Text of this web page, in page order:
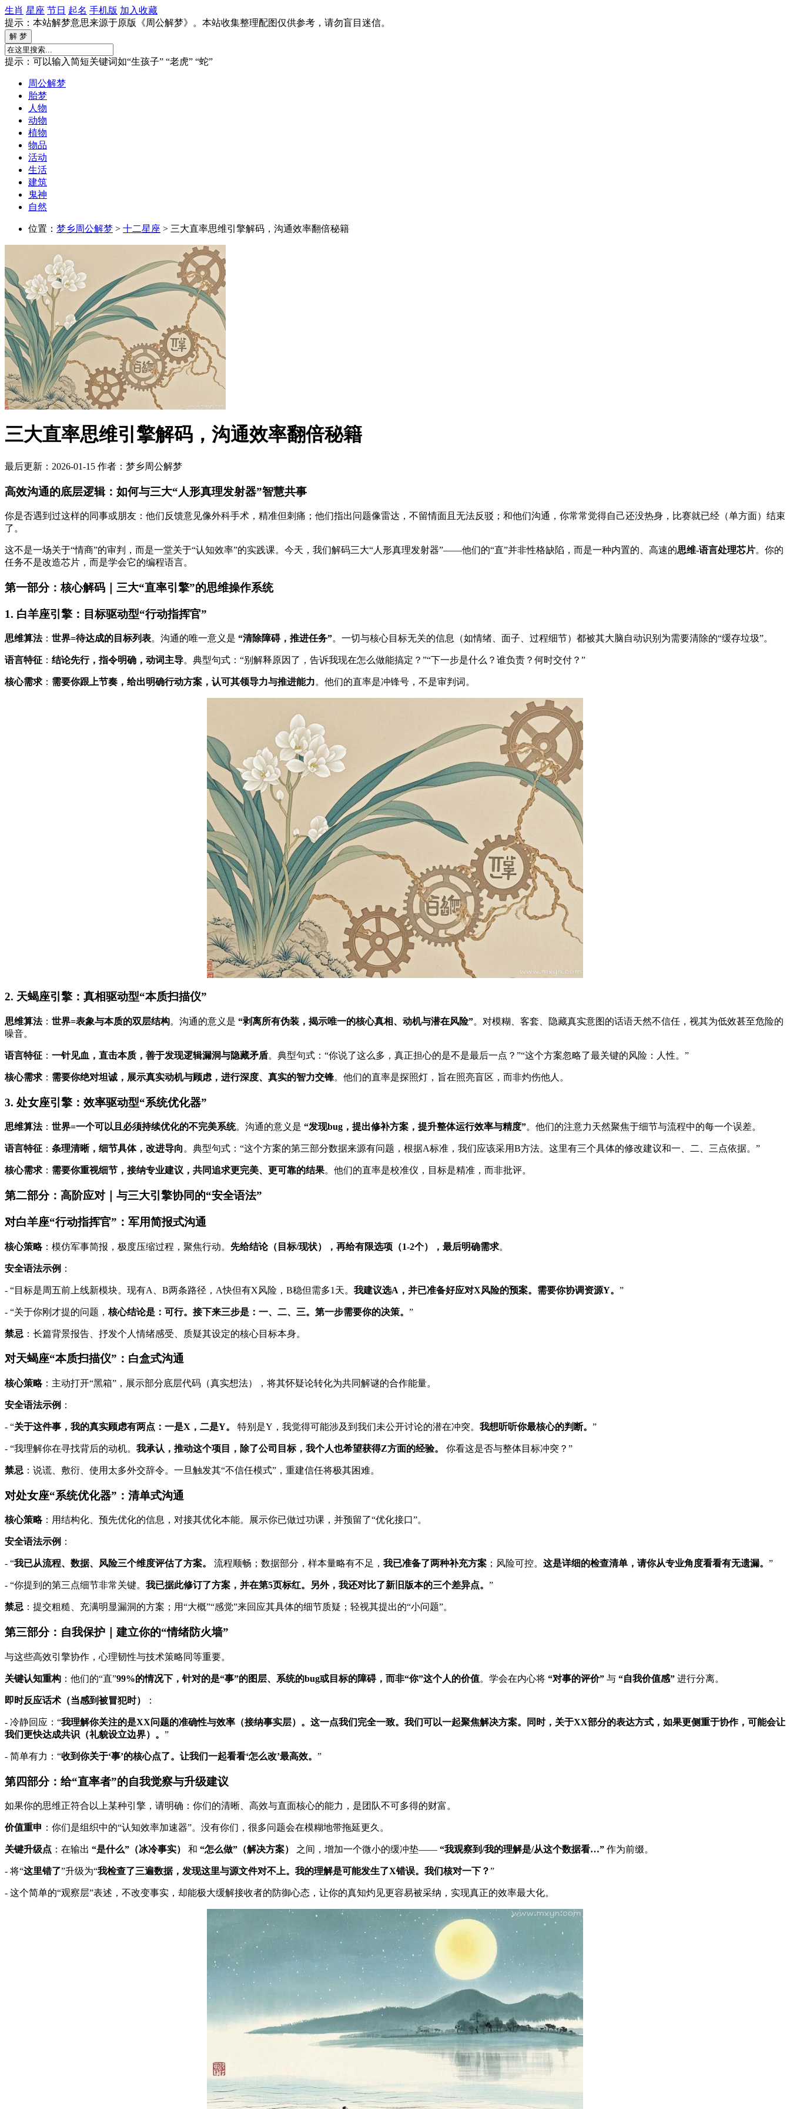
生肖 星座 节日 起名 手机版 加入收藏
提示：本站解梦意思来源于原版《周公解梦》。本站收集整理配图仅供参考，请勿盲目迷信。
提示：可以输入简短关键词如“生孩子” “老虎” “蛇”
周公解梦
胎梦
人物
动物
植物
物品
活动
生活
建筑
鬼神
自然
位置： 梦乡周公解梦 > 十二星座 > 三大直率思维引擎解码，沟通效率翻倍秘籍
三大直率思维引擎解码，沟通效率翻倍秘籍
最后更新：2026-01-15 作者：梦乡周公解梦
高效沟通的底层逻辑：如何与三大“人形真理发射器”智慧共事
你是否遇到过这样的同事或朋友：他们反馈意见像外科手术，精准但刺痛；他们指出问题像雷达，不留情面且无法反驳；和他们沟通，你常常觉得自己还没热身，比赛就已经（单方面）结束
了。
这不是一场关于“情商”的审判，而是一堂关于“认知效率”的实践课。今天，我们解码三大“人形真理发射器”——他们的“直”并非性格缺陷，而是一种内置的、高速的思维-语言处理芯片。你的
任务不是改造芯片，而是学会它的编程语言。
第一部分：核心解码｜三大“直率引擎”的思维操作系统
1. 白羊座引擎：目标驱动型“行动指挥官”
思维算法： 世界=待达成的目标列表。沟通的唯一意义是 “清除障碍，推进任务”。一切与核心目标无关的信息（如情绪、面子、过程细节）都被其大脑自动识别为需要清除的“缓存垃圾”。
语言特征 ： 结论先行，指令明确，动词主导。典型句式：“别解释原因了，告诉我现在怎么做能搞定？”“下一步是什么？谁负责？何时交付？”
核心需求： 需要你跟上节奏，给出明确行动方案，认可其领导力与推进能力。他们的直率是冲锋号，不是审判词。
2. 天蝎座引擎：真相驱动型“本质扫描仪”
思维算法： 世界=表象与本质的双层结构。沟通的意义是 “剥离所有伪装，揭示唯一的核心真相、动机与潜在风险”。对模糊、客套、隐藏真实意图的话语天然不信任，视其为低效甚至危险的
噪音。
语言特征 ： 一针见血，直击本质，善于发现逻辑漏洞与隐藏矛盾。典型句式：“你说了这么多，真正担心的是不是最后一点？”“这个方案忽略了最关键的风险：人性。”
核心需求 ： 需要你绝对坦诚，展示真实动机与顾虑，进行深度、真实的智力交锋。他们的直率是探照灯，旨在照亮盲区，而非灼伤他人。
3. 处女座引擎：效率驱动型“系统优化器”
思维算法： 世界=一个可以且必须持续优化的不完美系统。沟通的意义是 “发现bug，提出修补方案，提升整体运行效率与精度”。他们的注意力天然聚焦于细节与流程中的每一个误差。
语言特征 ： 条理清晰，细节具体，改进导向 。典型句式：“这个方案的第三部分数据来源有问题，根据A标准，我们应该采用B方法。这里有三个具体的修改建议和一、二、三点依据。”
核心需求 ： 需要你重视细节，接纳专业建议，共同追求更完美、更可靠的结果。他们的直率是校准仪，目标是精准，而非批评。
第二部分：高阶应对｜与三大引擎协同的“安全语法”
对白羊座“行动指挥官”：军用简报式沟通
核心策略：模仿军事简报，极度压缩过程，聚焦行动。 先给结论（目标/现状），再给有限选项（1-2个），最后明确需求。
安全语法示例 ：
- “目标是周五前上线新模块。现有A、B两条路径，A快但有X风险，B稳但需多1天。 我建议选A，并已准备好应对X风险的预案。需要你协调资源Y。 ”
- “关于你刚才提的问题， 核心结论是：可行。接下来三步是：一、二、三。第一步需要你的决策。 ”
禁忌 ：长篇背景报告、抒发个人情绪感受、质疑其设定的核心目标本身。
对天蝎座“本质扫描仪”：白盒式沟通
核心策略：主动打开“黑箱”，展示部分底层代码（真实想法），将其怀疑论转化为共同解谜的合作能量。
安全语法示例 ：
- “关于这件事，我的真实顾虑有两点：一是X，二是Y。 特别是Y，我觉得可能涉及到我们未公开讨论的潜在冲突。 我想听听你最核心的判断。 ”
- “我理解你在寻找背后的动机。 我承认，推动这个项目，除了公司目标，我个人也希望获得Z方面的经验。 你看这是否与整体目标冲突？”
禁忌 ：说谎、敷衍、使用太多外交辞令。一旦触发其“不信任模式”，重建信任将极其困难。
对处女座“系统优化器”：清单式沟通
核心策略：用结构化、预先优化的信息，对接其优化本能。展示你已做过功课，并预留了“优化接口”。
安全语法示例 ：
- “我已从流程、数据、风险三个维度评估了方案。 流程顺畅；数据部分，样本量略有不足， 我已准备了两种补充方案 ；风险可控。 这是详细的检查清单，请你从专业角度看看有无遗漏。 ”
- “你提到的第三点细节非常关键。 我已据此修订了方案，并在第5页标红。另外，我还对比了新旧版本的三个差异点。 ”
禁忌 ：提交粗糙、充满明显漏洞的方案；用“大概”“感觉”来回应其具体的细节质疑；轻视其提出的“小问题”。
第三部分：自我保护｜建立你的“情绪防火墙”
与这些高效引擎协作，心理韧性与技术策略同等重要。
关键认知重构 ：他们的“直”99%的情况下，针对的是“事”的图层、系统的bug或目标的障碍，而非“你”这个人的价值。学会在内心将 “对事的评价” 与 “自我价值感” 进行分离。
即时反应话术（当感到被冒犯时） ：
- 冷静回应：“我理解你关注的是XX问题的准确性与效率（接纳事实层）。这一点我们完全一致。我们可以一起聚焦解决方案。同时，关于XX部分的表达方式，如果更侧重于协作，可能会让
我们更快达成共识（礼貌设立边界）。 ”
- 简单有力：“收到你关于‘事’的核心点了。让我们一起看看‘怎么改’最高效。 ”
第四部分：给“直率者”的自我觉察与升级建议
如果你的思维正符合以上某种引擎，请明确：你们的清晰、高效与直面核心的能力，是团队不可多得的财富。
价值重申 ：你们是组织中的“认知效率加速器”。没有你们，很多问题会在模糊地带拖延更久。
关键升级点 ：在输出 “是什么”（冰冷事实） 和 “怎么做”（解决方案） 之间，增加一个微小的缓冲垫—— “我观察到/我的理解是/从这个数据看…” 作为前缀。
- 将“这里错了”升级为“我检查了三遍数据，发现这里与源文件对不上。我的理解是可能发生了X错误。我们核对一下？”
- 这个简单的“观察层”表述，不改变事实，却能极大缓解接收者的防御心态，让你的真知灼见更容易被采纳，实现真正的效率最大化。